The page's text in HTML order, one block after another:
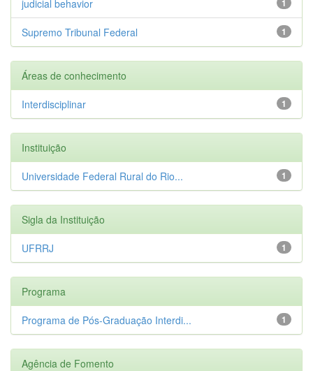
1
judicial behavior
1
Supremo Tribunal Federal
Áreas de conhecimento
1
Interdisciplinar
Instituição
1
Universidade Federal Rural do Rio...
Sigla da Instituição
1
UFRRJ
Programa
1
Programa de Pós-Graduação Interdi...
Agência de Fomento